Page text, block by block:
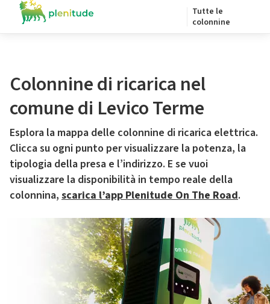
Tutte le
colonnine
Colonnine di ricarica nel
comune di Levico Terme
Esplora la mappa delle colonnine di ricarica elettrica.
Clicca su ogni punto per visualizzare la potenza, la
tipologia della presa e l’indirizzo. E se vuoi
visualizzare la disponibilità in tempo reale della
colonnina, scarica l’app Plenitude On The Road.